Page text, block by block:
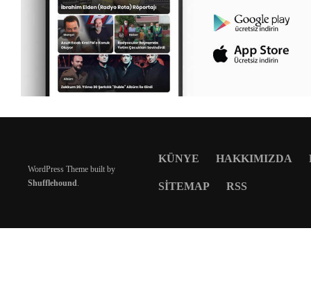
WordPress Theme built by
Shufflehound.
KÜNYE HAKKIMIZDA
SITEMAP RSS